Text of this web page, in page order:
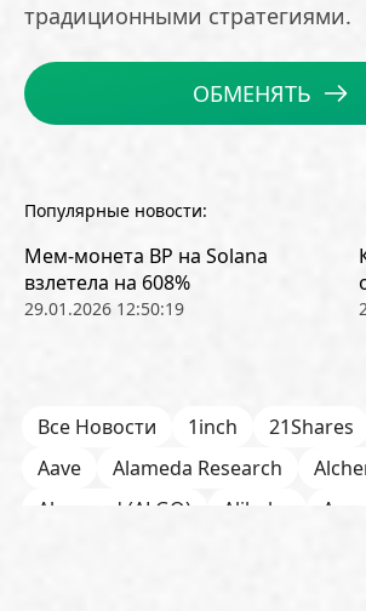
традиционными стратегиями.
ОБМЕНЯТЬ
Популярные новости:
Мем-монета BP на Solana
взлетела на 608%
29.01.2026 12:50:19
Все Новости 1inch 21Shares
Aave
Alameda Research
Algorand (ALGO)
Alibaba